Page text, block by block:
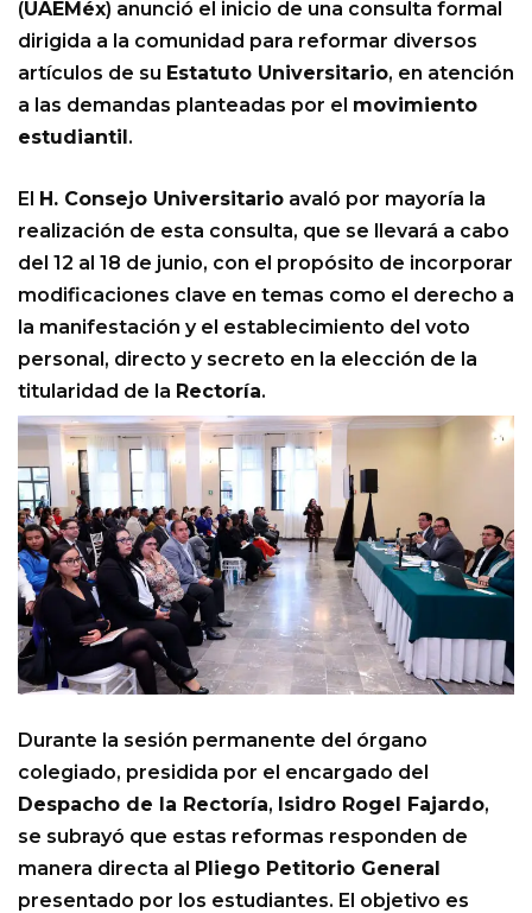
(UAEMéx) anunció el inicio de una consulta formal
dirigida a la comunidad para reformar diversos
artículos de su Estatuto Universitario, en atención
a las demandas planteadas por el movimiento
estudiantil.
El H. Consejo Universitario avaló por mayoría la
realización de esta consulta, que se llevará a cabo
del 12 al 18 de junio, con el propósito de incorporar
modificaciones clave en temas como el derecho a
la manifestación y el establecimiento del voto
personal, directo y secreto en la elección de la
titularidad de la Rectoría.
Durante la sesión permanente del órgano
colegiado, presidida por el encargado del
Despacho de la Rectoría, Isidro Rogel Fajardo,
se subrayó que estas reformas responden de
manera directa al Pliego Petitorio General
presentado por los estudiantes. El objetivo es